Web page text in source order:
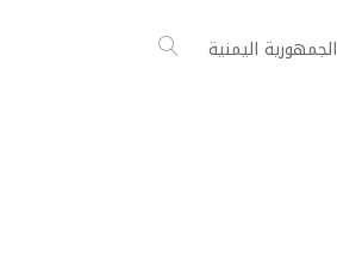
الجمهورية اليمنية